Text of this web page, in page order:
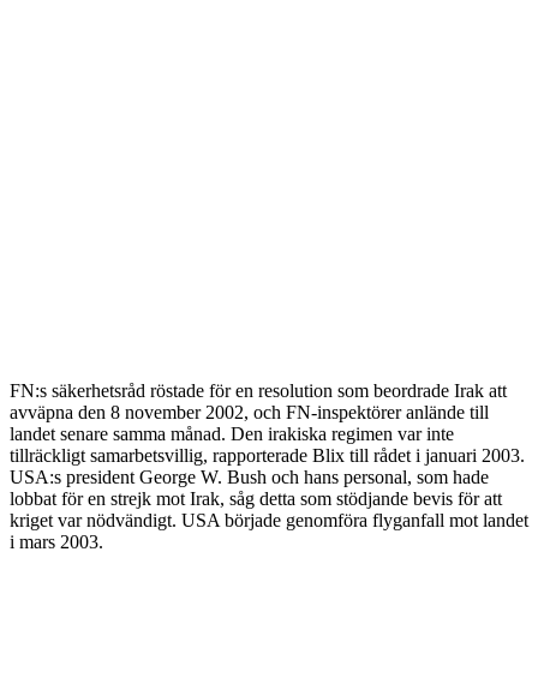
FN:s säkerhetsråd röstade för en resolution som beordrade Irak att
avväpna den 8 november 2002, och FN-inspektörer anlände till
landet senare samma månad. Den irakiska regimen var inte
tillräckligt samarbetsvillig, rapporterade Blix till rådet i januari 2003.
USA:s president George W. Bush och hans personal, som hade
lobbat för en strejk mot Irak, såg detta som stödjande bevis för att
kriget var nödvändigt. USA började genomföra flyganfall mot landet
i mars 2003.